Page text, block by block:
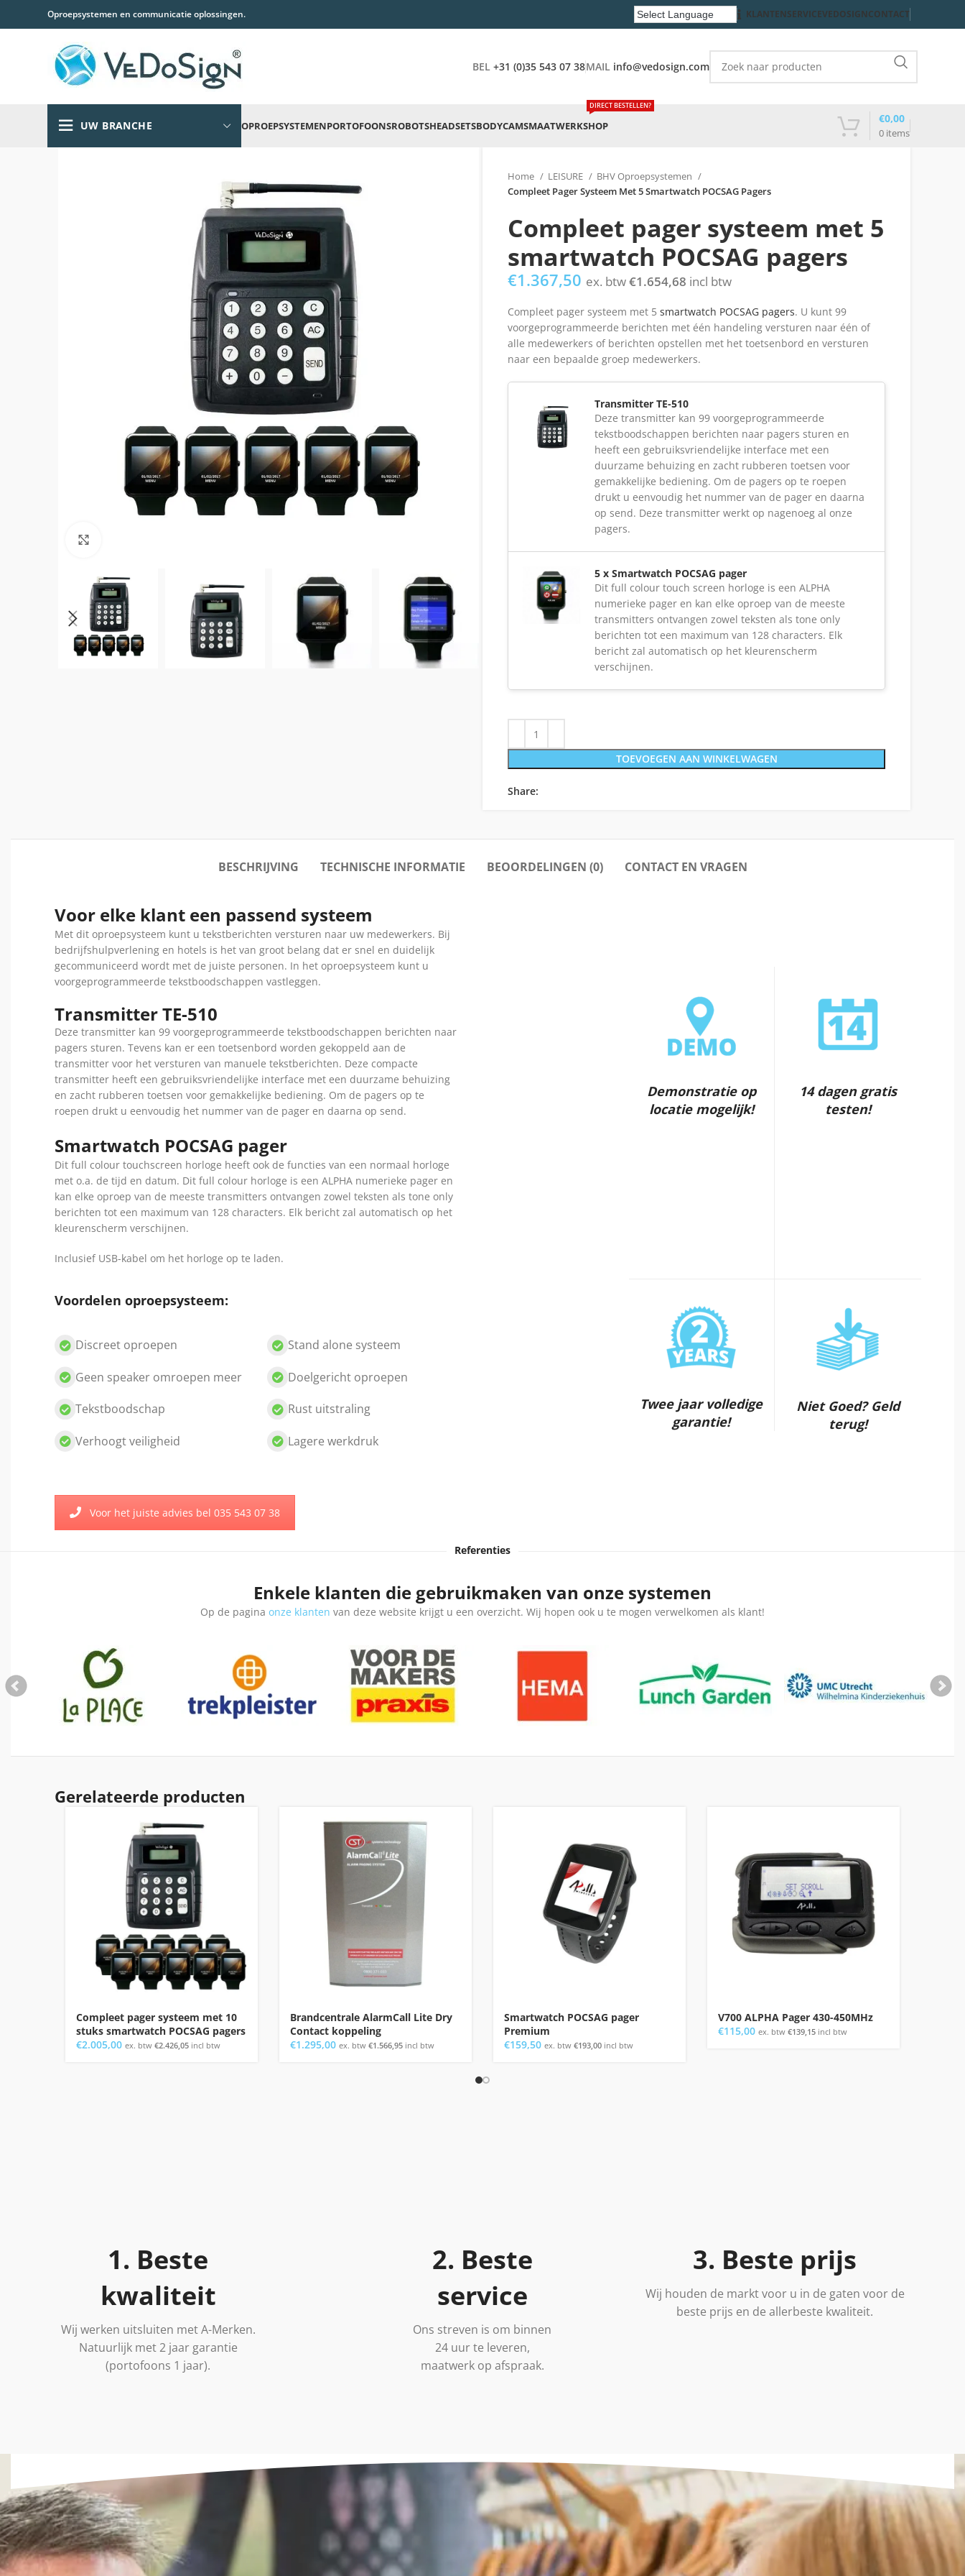
Oproepsystemen en communicatie oplossingen. KLANTENSERVICEVEDOSIGNCONTACT
BEL +31 (0)35 543 07 38MAIL info@vedosign.com
UW BRANCHE OPROEPSYSTEMENPORTOFOONSROBOTSHEADSETSBODYCAMSMAATWERKSHOP
DIRECT BESTELLEN?
0 items
€0,00
Home LEISURE
BHV Oproepsystemen
Compleet Pager Systeem Met 5 Smartwatch POCSAG Pagers
Compleet pager systeem met 5
smartwatch POCSAG pagers
€1.367,50 ex. btw€1.654,68 incl btw
Compleet pager systeem met 5 smartwatch POCSAG pagers. U kunt 99
voorgeprogrammeerde berichten met één handeling versturen naar één of
alle medewerkers of berichten opstellen met het toetsenbord en versturen
naar een bepaalde groep medewerkers.
Transmitter TE-510
Deze transmitter kan 99 voorgeprogrammeerde
tekstboodschappen berichten naar pagers sturen en
heeft een gebruiksvriendelijke interface met een
duurzame behuizing en zacht rubberen toetsen voor
gemakkelijke bediening. Om de pagers op te roepen
drukt u eenvoudig het nummer van de pager en daarna
op send. Deze transmitter werkt op nagenoeg al onze
pagers.
5 x Smartwatch POCSAG pager
Dit full colour touch screen horloge is een ALPHA
numerieke pager en kan elke oproep van de meeste
transmitters ontvangen zowel teksten als tone only
berichten tot een maximum van 128 characters. Elk
bericht zal automatisch op het kleurenscherm
verschijnen.
TOEVOEGEN AAN WINKELWAGEN
Share:
BESCHRIJVING TECHNISCHE INFORMATIE BEOORDELINGEN (0) CONTACT EN VRAGEN
Voor elke klant een passend systeem
Met dit oproepsysteem kunt u tekstberichten versturen naar uw medewerkers. Bij
bedrijfshulpverlening en hotels is het van groot belang dat er snel en duidelijk
gecommuniceerd wordt met de juiste personen. In het oproepsysteem kunt u
voorgeprogrammeerde tekstboodschappen vastleggen.
Transmitter TE-510
Deze transmitter kan 99 voorgeprogrammeerde tekstboodschappen berichten naar
pagers sturen. Tevens kan er een toetsenbord worden gekoppeld aan de
transmitter voor het versturen van manuele tekstberichten. Deze compacte
transmitter heeft een gebruiksvriendelijke interface met een duurzame behuizing
en zacht rubberen toetsen voor gemakkelijke bediening. Om de pagers op te
roepen drukt u eenvoudig het nummer van de pager en daarna op send.
Smartwatch POCSAG pager
Dit full colour touchscreen horloge heeft ook de functies van een normaal horloge
met o.a. de tijd en datum. Dit full colour horloge is een ALPHA numerieke pager en
kan elke oproep van de meeste transmitters ontvangen zowel teksten als tone only
berichten tot een maximum van 128 characters. Elk bericht zal automatisch op het
kleurenscherm verschijnen.
Inclusief USB-kabel om het horloge op te laden.
Voordelen oproepsysteem:
Discreet oproepen
Geen speaker omroepen meer
Tekstboodschap
Verhoogt veiligheid
Stand alone systeem
Doelgericht oproepen
Rust uitstraling
Lagere werkdruk
Voor het juiste advies bel 035 543 07 38
Demonstratie op
locatie mogelijk!
14 dagen gratis
testen!
Twee jaar volledige
garantie!
Niet Goed? Geld
terug!
Referenties
Enkele klanten die gebruikmaken van onze systemen
Op de pagina onze klanten van deze website krijgt u een overzicht. Wij hopen ook u te mogen verwelkomen als klant!
Gerelateerde producten
Compleet pager systeem met 10
stuks smartwatch POCSAG pagers
€2.005,00 ex. btw €2.426,05 incl btw
Brandcentrale AlarmCall Lite Dry
Contact koppeling
€1.295,00 ex. btw €1.566,95 incl btw
Smartwatch POCSAG pager
Premium
€159,50 ex. btw €193,00 incl btw
V700 ALPHA Pager 430-450MHz
€115,00 ex. btw €139,15 incl btw
1. Beste
kwaliteit
Wij werken uitsluiten met A-Merken.
Natuurlijk met 2 jaar garantie
(portofoons 1 jaar).
2. Beste
service
Ons streven is om binnen
24 uur te leveren,
maatwerk op afspraak.
3. Beste prijs
Wij houden de markt voor u in de gaten voor de
beste prijs en de allerbeste kwaliteit.